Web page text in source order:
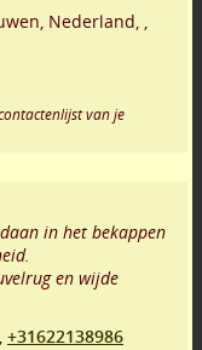
, Nederland, ,
van je
in het bekappen
en wijde
, +31622138986